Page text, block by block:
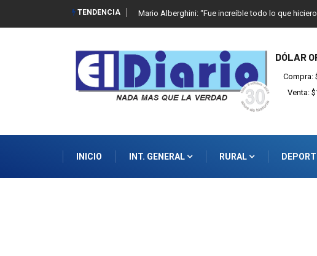
TENDENCIA Mario Alberghini: “Fue increíble todo lo que
DÓLAR
Compra:
Venta:
INICIO INT. GENERAL RURAL